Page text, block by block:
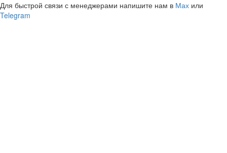
Для быстрой связи с менеджерами напишите нам в Мах или
Telegram